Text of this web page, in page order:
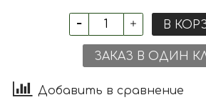
В
ЗАКАЗ В ОДИН
Добавить в сравнение